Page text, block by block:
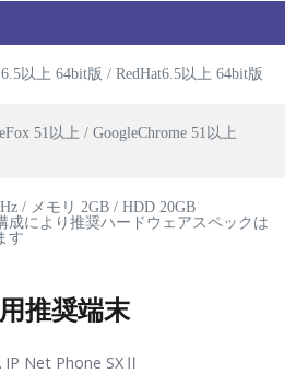
以上 64bit版 / RedHat6.5以上 64bit版
51以上 / GoogleChrome 51以上
/ メモリ 2GB / HDD 20GB
成により推奨ハードウェアスペックは
す
推奨端末
IP Net Phone SXⅡ